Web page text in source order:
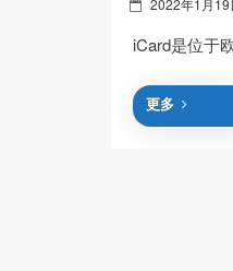
2022年1月19
iCard是位于
更多